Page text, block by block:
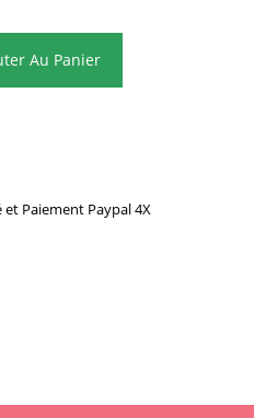
Au Panier
et Paiement Paypal 4X